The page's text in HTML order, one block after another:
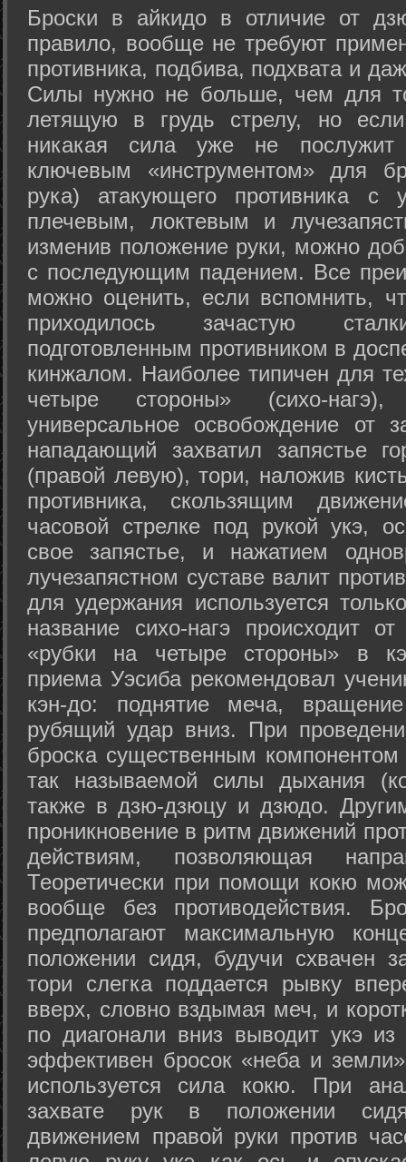
Броски в айкидо в отличие от
правило, вообще не требуют
противника, подбива, подхвата и
Силы нужно не больше, чем для
летящую в грудь стрелу, но
никакая сила уже не
ключевым «инструментом» для
рука) атакующего противника с
плечевым, локтевым и
изменив положение руки, можно
с последующим падением. Все
можно оценить, если вспомнить,
приходилось зачастую
подготовленным противником в
кинжалом. Наиболее типичен для
четыре стороны» (сихо-
универсальное освобождение от
нападающий захватил запястье
(правой левую), тори, наложив
противника, скользящим
часовой стрелке под рукой укэ,
свое запястье, и нажатием
лучезапястном суставе валит
для удержания используется
название сихо-нагэ происходит
«рубки на четыре стороны» в
приема Уэсиба рекомендовал
кэн-до: поднятие меча,
рубящий удар вниз. При
броска существенным компонентом
так называемой силы дыхания
также в дзю-дзюцу и дзюдо.
проникновение в ритм движений
действиям, позволяющая
Теоретически при помощи кокю
вообще без противодействия.
предполагают максимальную
положении сидя, будучи схвачен
тори слегка поддается рывку
вверх, словно вздымая меч, и
по диагонали вниз выводит укэ
эффективен бросок «неба и
используется сила кокю. При
захвате рук в положении
движением правой руки против